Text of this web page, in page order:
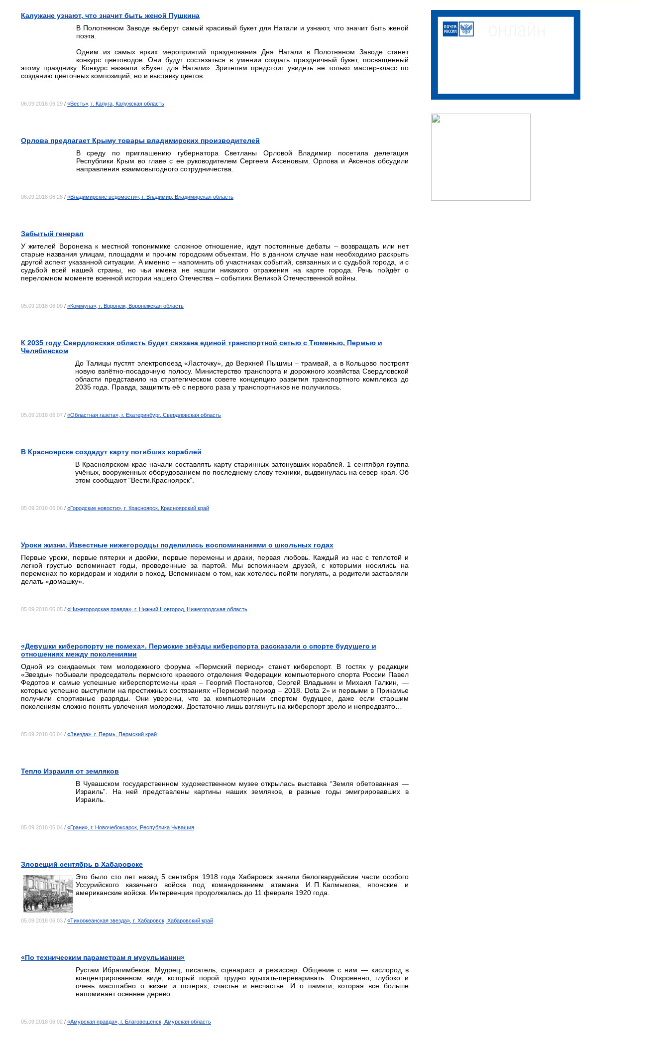
Калужане узнают, что значит быть женой Пушкина
В Полотняном Заводе выберут самый красивый букет для Натали и узнают, что значит быть женой
поэта.
Одним из самых ярких мероприятий празднования Дня Натали в Полотняном Заводе станет
конкурс цветоводов. Они будут состязаться в умении создать праздничный букет, посвященный
этому празднику. Конкурс назвали «Букет для Натали». Зрителям предстоит увидеть не только мастер-класс по
созданию цветочных композиций, но и выставку цветов.
06.09.2018 06:29 / «Весть», г. Калуга, Калужская область
Орлова предлагает Крыму товары владимирских производителей
В среду по приглашению губернатора Светланы Орловой Владимир посетила делегация
Республики Крым во главе с ее руководителем Сергеем Аксеновым. Орлова и Аксенов обсудили
направления взаимовыгодного сотрудничества.
06.09.2018 06:28 / «Владимирские ведомости», г. Владимир, Владимирская область
Забытый генерал
У жителей Воронежа к местной топонимике сложное отношение, идут постоянные дебаты – возвращать или нет
старые названия улицам, площадям и прочим городским объектам. Но в данном случае нам необходимо раскрыть
другой аспект указанной ситуации. А именно – напомнить об участниках событий, связанных и с судьбой города, и с
судьбой всей нашей страны, но чьи имена не нашли никакого отражения на карте города. Речь пойдёт о
переломном моменте военной истории нашего Отечества – событиях Великой Отечественной войны.
05.09.2018 06:09 / «Коммуна», г. Воронеж, Воронежская область
К 2035 году Свердловская область будет связана единой транспортной сетью с Тюменью, Пермью и
Челябинском
До Талицы пустят электропоезд «Ласточку», до Верхней Пышмы – трамвай, а в Кольцово построят
новую взлётно-посадочную полосу. Министерство транспорта и дорожного хозяйства Свердловской
области представило на стратегическом совете концепцию развития транспортного комплекса до
2035 года. Правда, защитить её с первого раза у транспортников не получилось.
05.09.2018 06:07 / «Областная газета», г. Екатеринбург, Свердловская область
В Красноярске создадут карту погибших кораблей
В Красноярском крае начали составлять карту старинных затонувших кораблей. 1 сентября группа
учёных, вооруженных оборудованием по последнему слову техники, выдвинулась на север края. Об
этом сообщают “Вести.Красноярск”.
05.09.2018 06:06 / «Городские новости», г. Красноярск, Красноярский край
Уроки жизни. Известные нижегородцы поделились воспоминаниями о школьных годах
Первые уроки, первые пятерки и двойки, первые перемены и драки, первая любовь. Каждый из нас с теплотой и
легкой грустью вспоминает годы, проведенные за партой. Мы вспоминаем друзей, с которыми носились на
переменах по коридорам и ходили в поход. Вспоминаем о том, как хотелось пойти погулять, а родители заставляли
делать «домашку».
05.09.2018 06:05 / «Нижегородская правда», г. Нижний Новгород, Нижегородская область
«Девушки киберспорту не помеха». Пермские звёзды киберспорта рассказали о спорте будущего и
отношениях между поколениями
Одной из ожидаемых тем молодежного форума «Пермский период» станет киберспорт. В гостях у редакции
«Звезды» побывали председатель пермского краевого отделения Федерации компьютерного спорта России Павел
Федотов и самые успешные киберспортсмены края – Георгий Постаногов, Сергей Владыкин и Михаил Галкин, —
которые успешно выступили на престижных состязаниях «Пермский период – 2018. Dota 2» и первыми в Прикамье
получили спортивные разряды. Они уверены, что за компьютерным спортом будущее, даже если старшим
поколениям сложно понять увлечения молодежи. Достаточно лишь взглянуть на киберспорт зрело и непредвзято…
05.09.2018 06:04 / «Звезда», г. Пермь, Пермский край
Тепло Израиля от земляков
В Чувашском государственном художественном музее открылась выставка “Земля обетованная —
Израиль”. На ней представлены картины наших земляков, в разные годы эмигрировавших в
Израиль.
05.09.2018 06:04 / «Грани», г. Новочебоксарск, Республика Чувашия
Зловещий сентябрь в Хабаровске
Это было сто лет назад. 5 сентября 1918 года Хабаровск заняли белогвардейские части особого
Уссурийского казачьего войска под командованием атамана И. П. Калмыкова, японские и
американские войска. Интервенция продолжалась до 11 февраля 1920 года.
05.09.2018 06:03 / «Тихоокеанская звезда», г. Хабаровск, Хабаровский край
«По техническим параметрам я мусульманин»
Рустам Ибрагимбеков. Мудрец, писатель, сценарист и режиссер. Общение с ним — кислород в
концентрированном виде, который порой трудно вдыхать-переваривать. Откровенно, глубоко и
очень масштабно о жизни и потерях, счастье и несчастье. И о памяти, которая все больше
напоминает осеннее дерево.
05.09.2018 06:02 / «Амурская правда», г. Благовещенск, Амурская область